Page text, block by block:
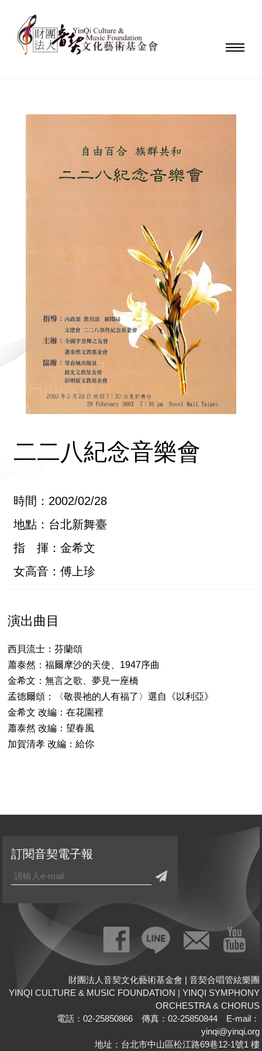
二二八紀念音樂會
時間：2002/02/28
地點：台北新舞臺
指 揮：金希文
女高音：傅上珍
演出曲目
西貝流士：芬蘭頌
蕭泰然：福爾摩沙的天使、1947序曲
金希文：無言之歌、夢見一座橋
孟德爾頌：〈敬畏祂的人有福了〉選自《以利亞》
金希文 改編：在花園裡
蕭泰然 改編：望春風
加賀清孝 改編：給你
財團法人音契文化藝術基金會 | 音契合唱管絃樂團
YINQI CULTURE & MUSIC FOUNDATION | YINQI SYMPHONY
ORCHESTRA & CHORUS
電話：02-25850866 傳真：02-25850844 E-mail：
yinqi@yinqi.org
地址：台北市中山區松江路69巷12-1號1 樓
訂閱音契電子報